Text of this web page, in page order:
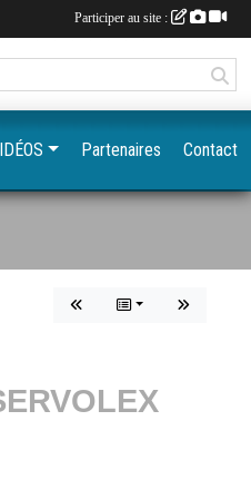
Partenaires Contact
Participer au site :